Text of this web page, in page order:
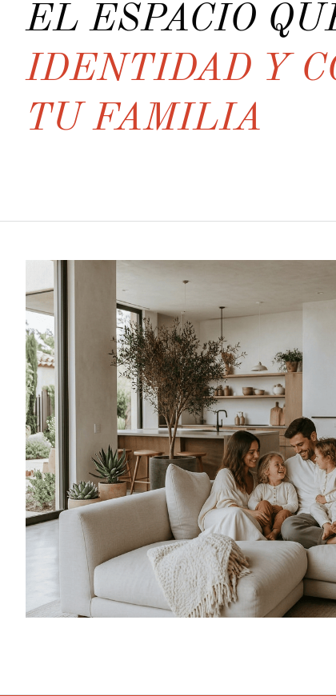
EL ESPACIO
IDENTIDAD Y
TU FAMILIA